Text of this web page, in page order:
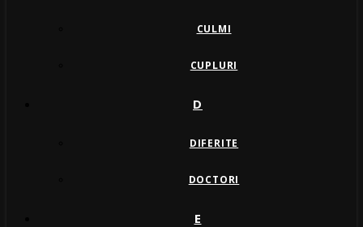
CULMI
CUPLURI
D
DIFERITE
DOCTORI
E